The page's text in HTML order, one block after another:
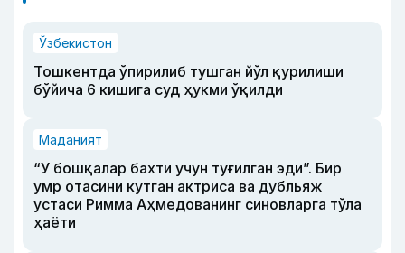
Ўзбекистон
Тошкентда ўпирилиб тушган йўл қурилиши
бўйича 6 кишига суд ҳукми ўқилди
Маданият
“У бошқалар бахти учун туғилган эди”. Бир
умр отасини кутган актриса ва дубльяж
устаси Римма Аҳмедованинг синовларга тўла
ҳаёти